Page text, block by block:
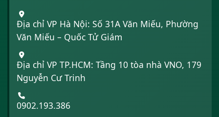
Địa chỉ VP Hà Nội: Số 31A Văn Miếu, Phường
Văn Miếu – Quốc Tử Giám
Địa chỉ VP TP.HCM: Tầng 10 tòa nhà VNO, 179
Nguyễn Cư Trinh
0902.193.386